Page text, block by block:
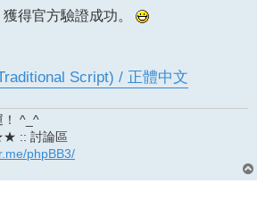
得官方驗證成功。
Script) / 正體中文
！ ^_^
:: 討論區
phpBB3/